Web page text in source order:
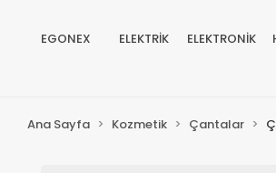
EGONEX ELEKTRİK ELEKTRONİK
Ana Sayfa Kozmetik Çantalar